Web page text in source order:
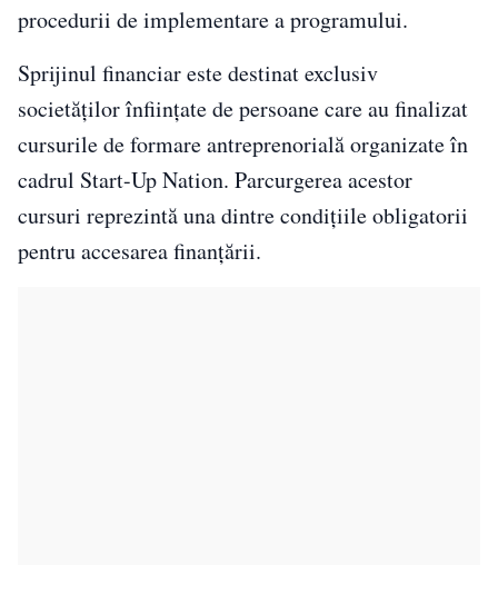
procedurii de implementare a programului.
Sprijinul financiar este destinat exclusiv
societăților înființate de persoane care au finalizat
cursurile de formare antreprenorială organizate în
cadrul Start-Up Nation. Parcurgerea acestor
cursuri reprezintă una dintre condițiile obligatorii
pentru accesarea finanțării.